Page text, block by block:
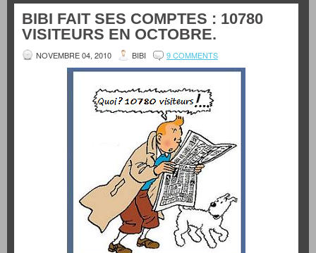
BIBI FAIT SES COMPTES : 10780
VISITEURS EN OCTOBRE.
NOVEMBRE 04, 2010 BIBI 9 COMMENTS